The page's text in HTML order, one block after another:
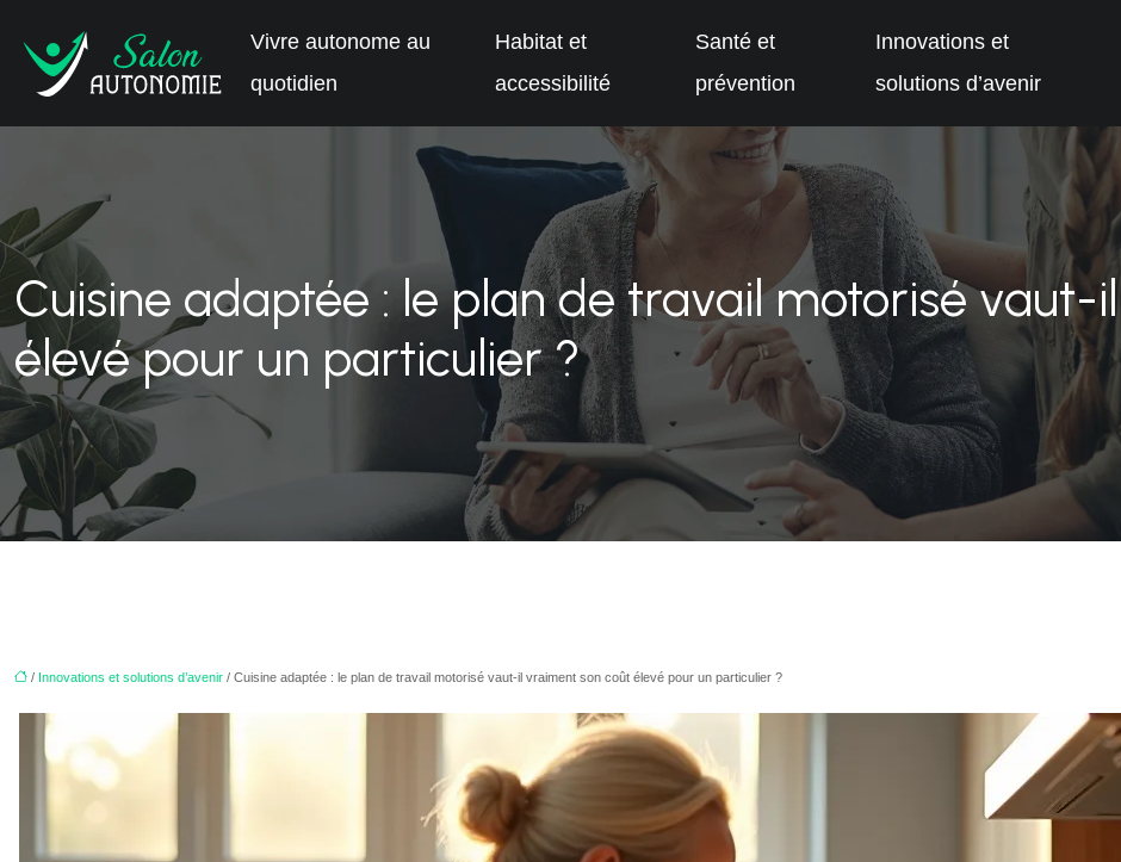
Vivre autonome au
quotidien
Habitat et
accessibilité
Santé et
prévention
Innovations et
solutions d’avenir
Cuisine adaptée : le plan de travail motorisé vaut-
élevé pour un particulier ?
/ Innovations et solutions d’avenir / Cuisine adaptée : le plan de travail motorisé vaut-il vraiment son coût élevé pour un particulier ?